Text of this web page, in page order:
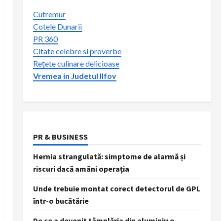
Cutremur
Cotele Dunarii
PR 360
Citate celebre si proverbe
Rețete culinare delicioase
Vremea in Judetul Ilfov
PR & BUSINESS
Hernia strangulată: simptome de alarmă și
riscuri dacă amâni operația
Unde trebuie montat corect detectorul de GPL
într-o bucătărie